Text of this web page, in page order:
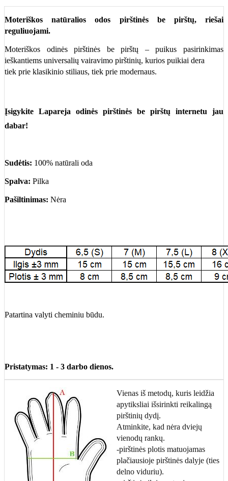
Moteriškos natūralios odos pirštinės be pirštų, riešai
reguliuojami.
Moteriškos odinės pirštinės be pirštų – puikus pasirinkimas
ieškantiems universalių vairavimo pirštinių, kurios puikiai dera
tiek prie klasikinio stiliaus, tiek prie modernaus.
Įsigykite Lapareja odinės pirštinės be pirštų internetu jau
dabar!
Sudėtis: 100% natūrali oda
Spalva: Pilka
Pašiltinimas: Nėra
Patartina valyti cheminiu būdu.
Pristatymas: 1 - 3 darbo dienos.
Vienas iš metodų, kuris leidžia
apytiksliai išsirinkti reikalingą
pirštinių dydį.
Atminkite, kad nėra dviejų
vienodų rankų.
-pirštinės plotis matuojamas
plačiausioje pirštinės dalyje (ties
delno viduriu).